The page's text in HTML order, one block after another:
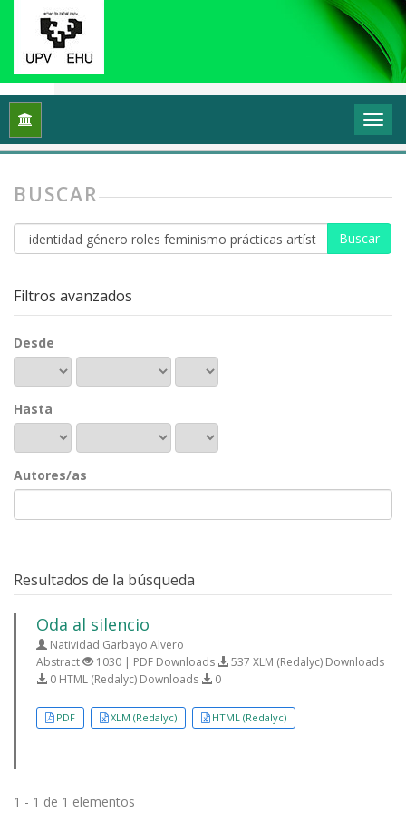
Inicio
BUSCAR
Buscar
artículos
Filtros avanzados
Desde
Hasta
Autores/as
Resultados de la búsqueda
Oda al silencio
Natividad Garbayo Alvero
Abstract
1030 | PDF Downloads
537 XLM (Redalyc) Downloads
0 HTML (Redalyc) Downloads
0
PDF XLM (Redalyc) HTML (Redalyc)
1 - 1 de 1 elementos